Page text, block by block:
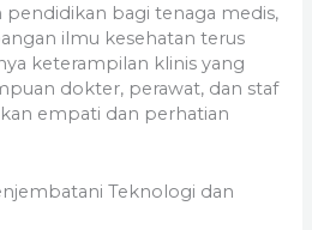
pendidikan bagi tenaga medis,
ilmu kesehatan terus
keterampilan klinis yang
dokter, perawat, dan staf
empati dan perhatian
Teknologi dan